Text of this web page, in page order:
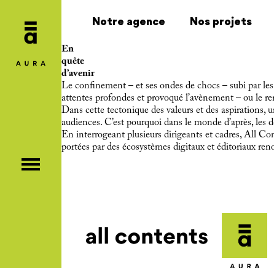
Notre agence Nos projets
En
quête
d’avenir
Le confinement – et ses ondes de chocs – subi par
attentes profondes et provoqué l’avènement – ou le
Dans cette tectonique des valeurs et des aspirations,
audiences. C’est pourquoi dans le monde d’après,
En interrogeant plusieurs dirigeants et cadres, All
portées par des écosystèmes digitaux et éditoriaux